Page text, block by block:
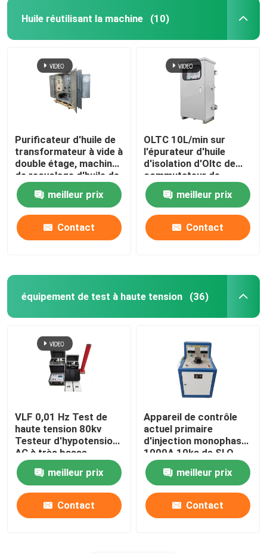
Huile réutilisant la machine (10)
Purificateur d'huile de
transformateur à vide à
double étage, machine
de recyclage d'huile de
transformateur
meilleur prix
Contact
OLTC 10L/min sur
l'épurateur d'huile
d'isolation d'Oltc de
commutateur de
robinet de charge
meilleur prix
Contact
équipement de test à haute tension (36)
VLF 0,01 Hz Test de
haute tension 80kv
Testeur d'hypotension
AC à très basse
fréquence
meilleur prix
Contact
Appareil de contrôle
actuel primaire
d'injection monophasé
1000A 10ka de SLQ
meilleur prix
Contact